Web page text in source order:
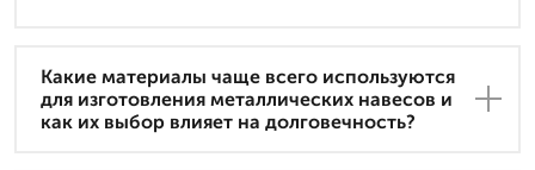
Какие материалы чаще всего используются
для изготовления металлических навесов и
как их выбор влияет на долговечность?